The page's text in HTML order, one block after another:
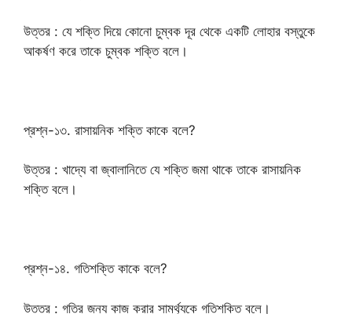
উত্তর : যে শক্তি দিয়ে কোনো চুম্বক দূর থেকে একটি লোহার বস্তুকে
আকর্ষণ করে তাকে চুম্বক শক্তি বলে।
প্রশ্ন-১৩. রাসায়নিক শক্তি কাকে বলে?
উত্তর : খাদ্যে বা জ্বালানিতে যে শক্তি জমা থাকে তাকে রাসায়নিক
শক্তি বলে।
প্রশ্ন-১৪. গতিশক্তি কাকে বলে?
উত্তর : গতির জন্য কাজ করার সামর্থ্যকে গতিশক্তি বলে।